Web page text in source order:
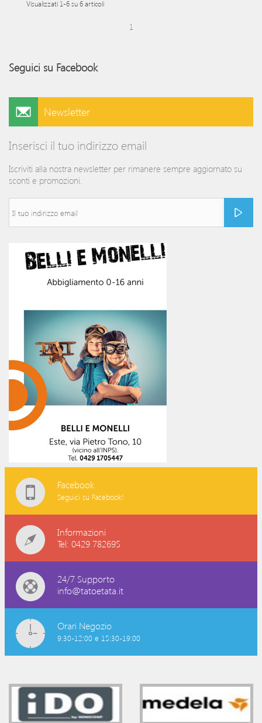
Visualizzati 1-6 su 6 articoli
1
Seguici su Facebook
Newsletter
Inserisci il tuo indirizzo email
Iscriviti alla nostra newsletter per rimanere sempre aggiornato su
sconti e promozioni.
Facebook
Seguici su Facebook!
Informazioni
Tel: 0429 782695
24/7 Supporto
info@tatoetata.it
Orari Negozio
9:30-12:00 e 15:30-19:00